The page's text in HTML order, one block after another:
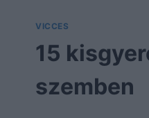
VICCES
15
szemben